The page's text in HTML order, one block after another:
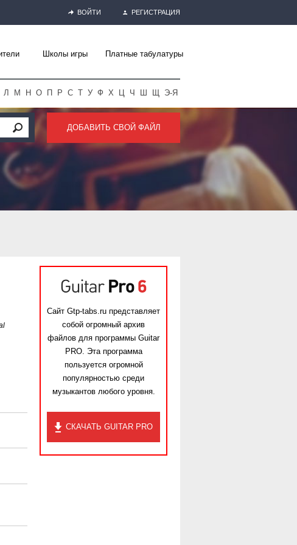
ВОЙТИ РЕГИСТРАЦИЯ
Школы игры Платные табулатуры
Л М Н О П Р С Т У Ф Х Ц Ч Ш Щ Э-Я
ДОБАВИТЬ СВОЙ ФАЙЛ
Сайт Gtp-tabs.ru представляет
собой огромный архив
файлов для программы Guitar
PRO. Эта программа
пользуется огромной
популярностью среди
музыкантов любого уровня.
СКАЧАТЬ GUITAR PRO